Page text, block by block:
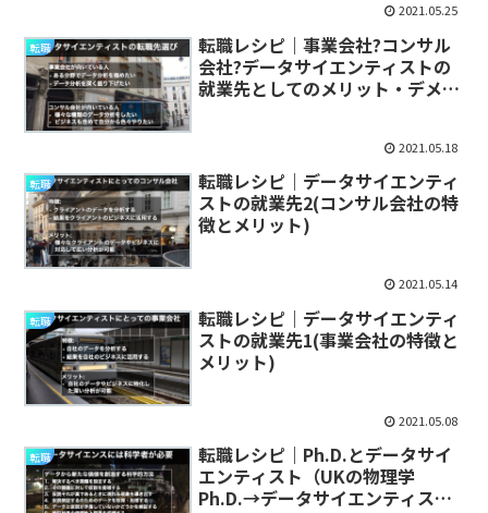
2021.05.25
転職
転職レシピ｜事業会社?コンサル
会社?データサイエンティストの
就業先としてのメリット・デメリ
2021.05.18
転職
転職レシピ｜データサイエンティ
ストの就業先2(コンサル会社の特
徴とメリット)
2021.05.14
転職
転職レシピ｜データサイエンティ
ストの就業先1(事業会社の特徴と
メリット)
2021.05.08
転職
転職レシピ｜Ph.D.とデータサイ
エンティスト（UKの物理学
Ph.D.→データサイエンティスト